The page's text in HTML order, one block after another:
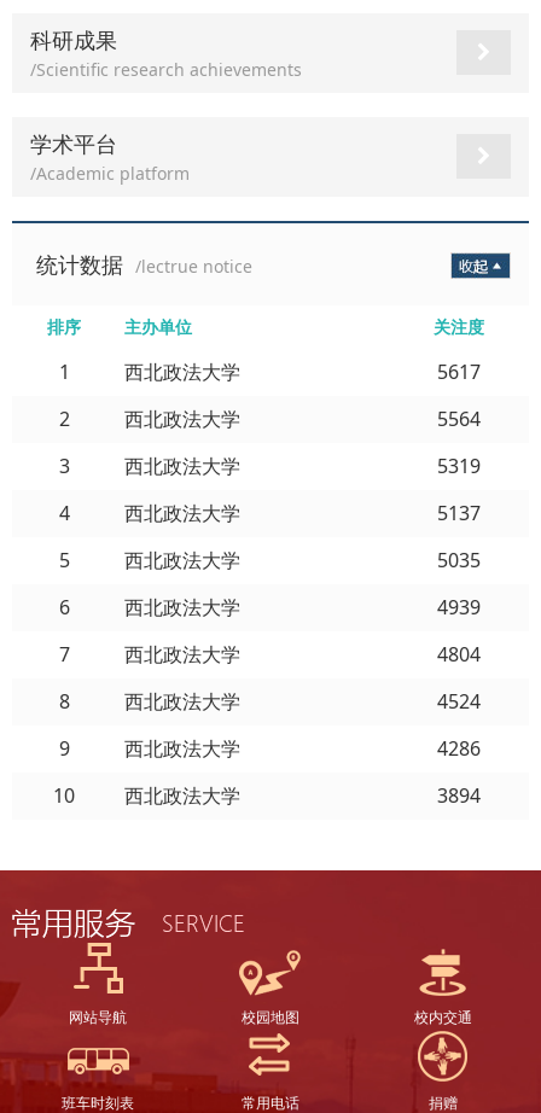
科研成果
/Scientific research achievements
学术平台
/Academic platform
统计数据 /lectrue notice
排序 主办单位 关注度
1 西北政法大学
5617
2
西北政法大学
5564
3
西北政法大学
5319
4
西北政法大学
5137
5
西北政法大学
5035
6
西北政法大学
4939
7
西北政法大学
4804
8
西北政法大学
4524
9
西北政法大学
4286
10
西北政法大学 3894
网站导航 校园地图 校内交通
班车时刻表 常用电话 捐赠